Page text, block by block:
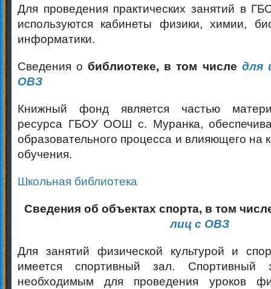
Для проведения практических занятий в
используются кабинеты физики, химии,
информатики.
Сведения о библиотеке, в том числе для
ОВЗ
Книжный фонд является частью
ресурса ГБОУ ООШ с. Муранка,
образовательного процесса и влияющего на
обучения.
Школьная библиотека
Сведения об объектах спорта, в том
лиц с ОВЗ
Для занятий физической культурой и
имеется спортивный зал. Спортивный
необходимым для проведения уроков